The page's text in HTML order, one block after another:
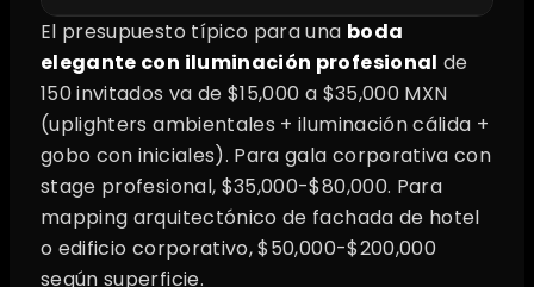
El presupuesto típico para una boda
elegante con iluminación profesional de
150 invitados va de $15,000 a $35,000 MXN
(uplighters ambientales + iluminación cálida +
gobo con iniciales). Para gala corporativa con
stage profesional, $35,000-$80,000. Para
mapping arquitectónico de fachada de hotel
o edificio corporativo, $50,000-$200,000
según superficie.